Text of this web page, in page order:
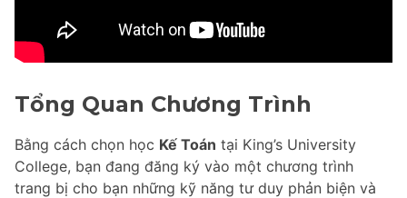
Tổng Quan Chương Trình
Bằng cách chọn học Kế Toán tại King’s University
College, bạn đang đăng ký vào một chương trình
trang bị cho bạn những kỹ năng tư duy phản biện và